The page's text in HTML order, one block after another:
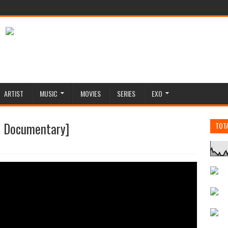
ARTIST MUSIC MOVIES SERIES EXO
Documentary]